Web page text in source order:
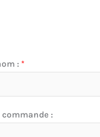
: *
commande :